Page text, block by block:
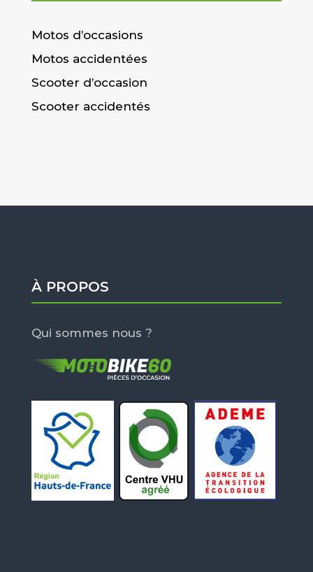
Motos d’occasions
Motos accidentées
Scooter d’occasion
Scooter accidentés
À PROPOS
Qui sommes nous ?